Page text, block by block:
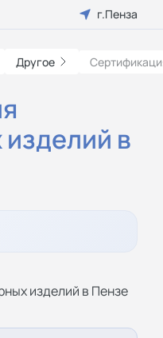
г.Пенза
Другое
в